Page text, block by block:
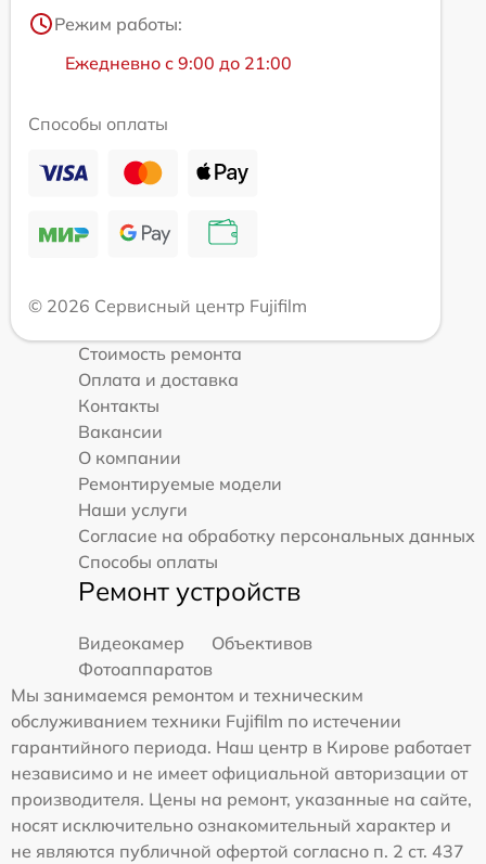
Режим работы:
Ежедневно с 9:00 до 21:00
Способы оплаты
© 2026 Сервисный центр Fujifilm
Стоимость ремонта
Оплата и доставка
Контакты
Вакансии
О компании
Ремонтируемые модели
Наши услуги
Согласие на обработку персональных данных
Способы оплаты
Ремонт устройств
Видеокамер
Объективов
Фотоаппаратов
Мы занимаемся ремонтом и техническим
обслуживанием техники Fujifilm по истечении
гарантийного периода. Наш центр в Кирове работает
независимо и не имеет официальной авторизации от
производителя. Цены на ремонт, указанные на сайте,
носят исключительно ознакомительный характер и
не являются публичной офертой согласно п. 2 ст. 437